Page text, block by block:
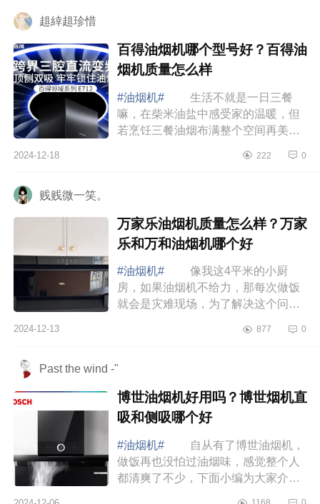
趄緈趄珍惜
百得油烟机哪个型号好？百得油
烟机质量怎么样
#油烟机#
生活不就是一日三餐
嘛，在柴米油盐中感受家的温暖，但
若烹饪三餐油烟布满整个空间再美丽
介绍下百得油烟机哪个型号好？百得
2024-12-18 222 0
贱贱微一笑。
万家乐油烟机质量怎么样？万家
乐和万和油烟机哪个好
#油烟机#
像我这4平米的小厨
房，如果油烟机不给力，那每次做饭
就会是灾难现场，为了解决这个问
乐油烟机，下面小编为大家介绍下万
2024-12-13 877 0
Past the wind -"
博世油烟机好用吗？博世烟机直
吸和侧吸哪个好
#油烟机#
自从有了博世油烟机，
做饭再也没怕过油烟味，感觉整个人
都清爽了不少，下面小编为大家介绍